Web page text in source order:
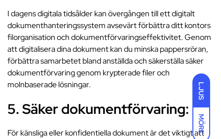
LJUS
MÖRK
I dagens digitala tidsålder kan övergången till ett digitalt
dokumenthanteringssystem avsevärt förbättra ditt kontors
filorganisation och dokumentförvaringseffektivitet. Genom
att digitalisera dina dokument kan du minska pappersröran,
förbättra samarbetet bland anställda och säkerställa säker
dokumentförvaring genom krypterade filer och
molnbaserade lösningar.
5. Säker dokumentförvaring:
För känsliga eller konfidentiella dokument är det viktigt att